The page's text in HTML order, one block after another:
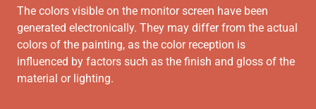
The colors visible on the monitor screen have been
generated electronically. They may differ from the actual
colors of the painting, as the color reception is
influenced by factors such as the finish and gloss of the
material or lighting.